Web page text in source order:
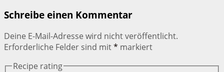
Schreibe einen Kommentar
Deine E-Mail-Adresse wird nicht veröffentlicht.
Erforderliche Felder sind mit* markiert
Recipe rating